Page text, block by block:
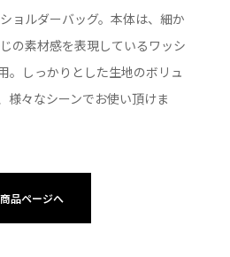
ョルダーバッグ。本体は、細か
の素材感を表現しているワッシ
。しっかりとした生地のボリュ
様々なシーンでお使い頂けま
商品ページへ